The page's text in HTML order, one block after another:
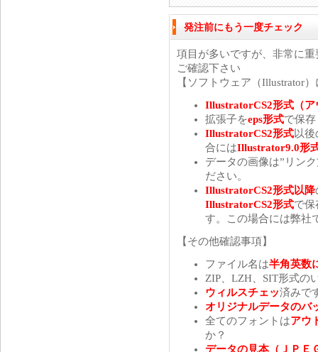
発注前にもう一度チェック